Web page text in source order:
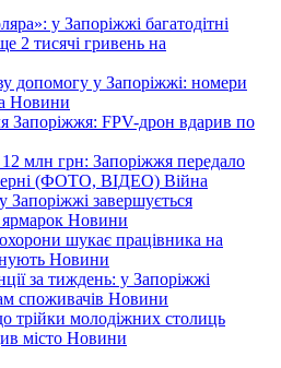
у Запоріжжі багатодітні
2 тисячі гривень на
допомогу у Запоріжжі: номери
Новини
Запоріжжя: FPV-дрон вдарив по
млн грн: Запоріжжя передало
(ФОТО, ВІДЕО) Війна
Запоріжжі завершується
ярмарок Новини
шукає працівника на
Новини
за тиждень: у Запоріжжі
споживачів Новини
трійки молодіжних столиць
місто Новини